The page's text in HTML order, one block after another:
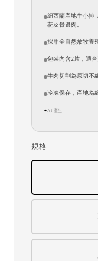
紐西蘭產地牛小排
花及骨邊肉。
採用全自然放牧養
包裝內含2片，適
牛肉切割為原切不
冷凍保存，產地為
✦AI 產生
規格